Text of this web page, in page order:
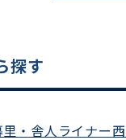
探す
里・舎人ライナー